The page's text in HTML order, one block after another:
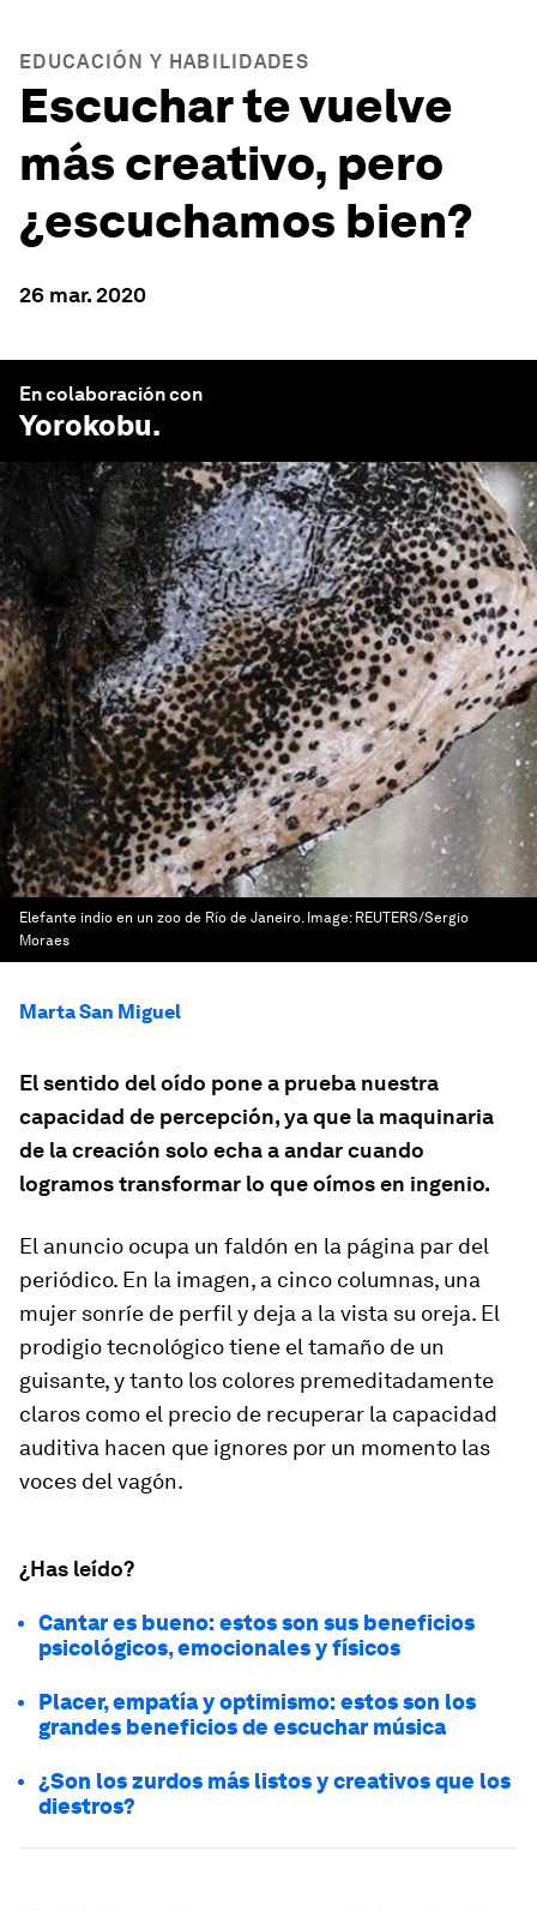
EDUCACIÓN Y HABILIDADES
Escuchar te vuelve
más creativo, pero
¿escuchamos bien?
26 mar. 2020
En colaboración con
Yorokobu.
Elefante indio en un zoo de Río de Janeiro. Image: REUTERS/Sergio
Moraes
Marta San Miguel
El sentido del oído pone a prueba nuestra
capacidad de percepción, ya que la maquinaria
de la creación solo echa a andar cuando
logramos transformar lo que oímos en ingenio.
El anuncio ocupa un faldón en la página par del
periódico. En la imagen, a cinco columnas, una
mujer sonríe de perfil y deja a la vista su oreja. El
prodigio tecnológico tiene el tamaño de un
guisante, y tanto los colores premeditadamente
claros como el precio de recuperar la capacidad
auditiva hacen que ignores por un momento las
voces del vagón.
¿Has leído?
Cantar es bueno: estos son sus beneficios
psicológicos, emocionales y físicos
Placer, empatía y optimismo: estos son los
grandes beneficios de escuchar música
¿Son los zurdos más listos y creativos que los
diestros?